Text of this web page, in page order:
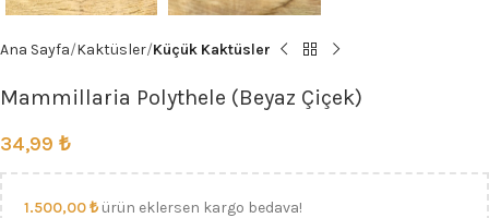
Ana Sayfa Kaktüsler Küçük Kaktüsler
Mammillaria Polythele (Beyaz Çiçek)
34,99 ₺
1.500,00₺ ürün eklersen kargo bedava!